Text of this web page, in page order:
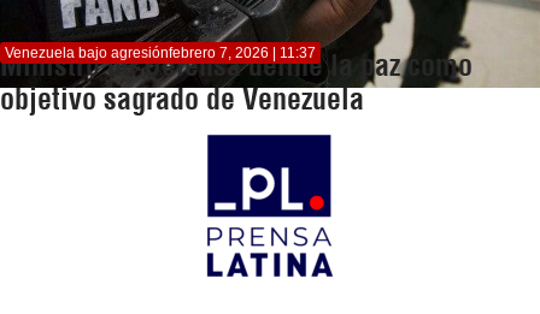
Venezuela bajo agresiónfebrero 7, 2026 | 11:37
Ministro de Defensa define la paz como
objetivo sagrado de Venezuela